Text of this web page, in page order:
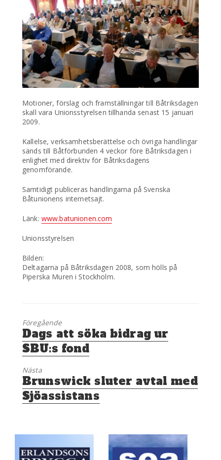
Motioner, förslag och framställningar till Båtriksdagen
skall vara Unionsstyrelsen tillhanda senast 15 januari
2009.
Kallelse, verksamhetsberättelse och övriga handlingar
sänds till Båtförbunden 4 veckor före Båtriksdagen i
enlighet med direktiv för Båtriksdagens
genomförande.
Samtidigt publiceras handlingarna på Svenska
Båtunionens internetsajt.
Länk: www.batunionen.com
Unionsstyrelsen
Bilden:
Deltagarna på Båtriksdagen 2008, som hölls på
Piperska Muren i Stockholm.
Föregående
Föregående
inlägg:
Dags att söka bidrag ur
SBU:s fond
Nästa
Nästa
inlägg:
Brunswick sluter avtal med
Sjöassistans